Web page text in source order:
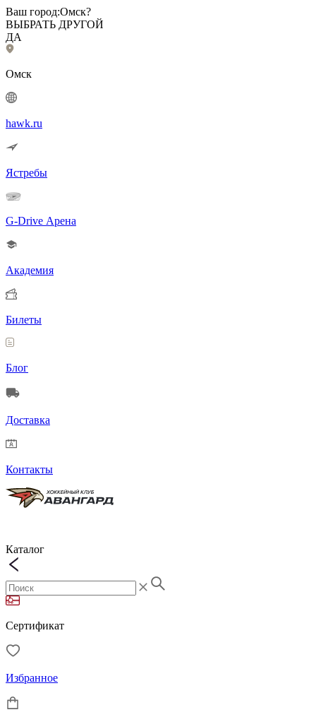
Ваш город:Омск?
ВЫБРАТЬ ДРУГОЙ
ДА
Омск
hawk.ru
Ястребы
G-Drive Арена
Академия
Билеты
Блог
Доставка
Контакты
Каталог
Сертификат
Избранное